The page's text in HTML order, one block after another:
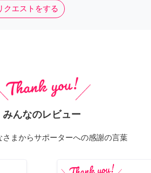
クエストをする
みんなのレビュー
さまからサポーターへの感謝の言葉